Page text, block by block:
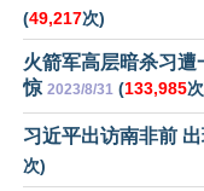
(49,217次)
火箭军高层暗杀习
惊 2023/8/31 (133,985
习近平出访南非前
次)